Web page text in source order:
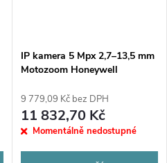
IP kamera 5 Mpx 2,7–13,5 mm
Motozoom Honeywell
9 779,09 Kč bez DPH
11 832,70 Kč
Momentálně nedostupné